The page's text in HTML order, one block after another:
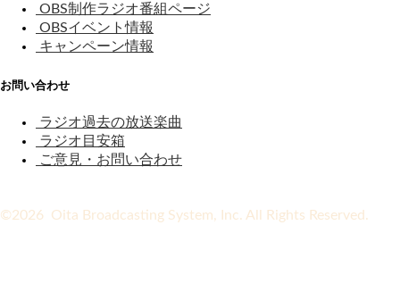
OBS制作ラジオ番組ページ
OBSイベント情報
キャンペーン情報
お問い合わせ
ラジオ過去の放送楽曲
ラジオ目安箱
ご意見・お問い合わせ
©2026 Oita Broadcasting System, Inc. All Rights Reserved.